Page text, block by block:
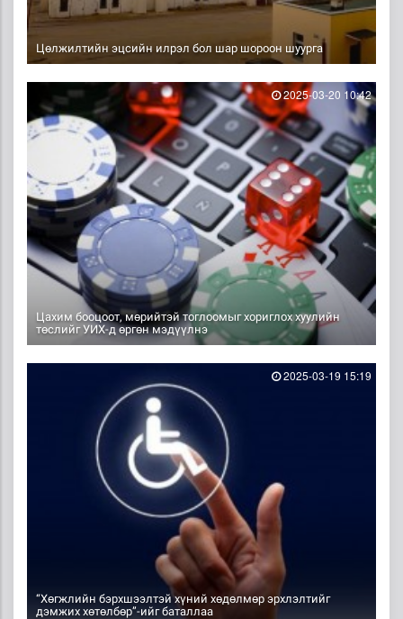
Цөлжилтийн эцсийн илрэл бол шар шороон шуурга
Цахим бооцоот, мөрийтэй тоглоомыг хориглох хуулийн
төслийг УИХ-д өргөн мэдүүлнэ
2025-03-20 10:42
“Хөгжлийн бэрхшээлтэй хүний хөдөлмөр эрхлэлтийг
дэмжих хөтөлбөр”-ийг баталлаа
2025-03-19 15:19